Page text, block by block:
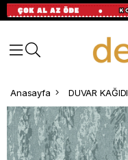
Anasayfa DUVAR KAĞIDI